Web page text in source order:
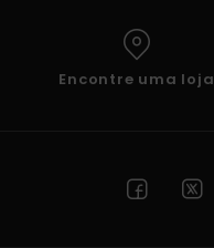
Encontre uma loja